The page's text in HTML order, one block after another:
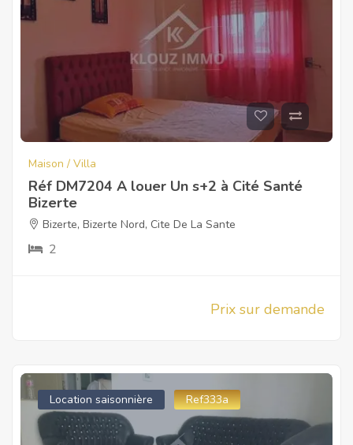
Maison / Villa
Réf DM7204 A louer Un s+2 à Cité Santé
Bizerte
Bizerte, Bizerte Nord, Cite De La Sante
2
Prix sur demande
Location saisonnière Ref333a